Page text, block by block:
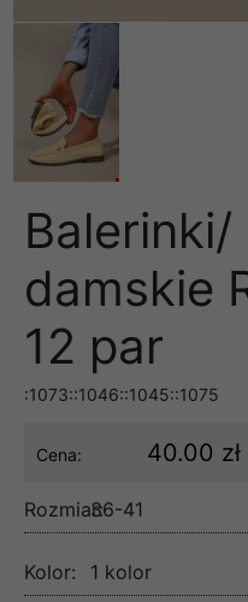
damskie
12 par
:1073::1046::1045::1075
Cena: 40.00 zł
Rozmiar:36-41
Kolor: 1 kolor